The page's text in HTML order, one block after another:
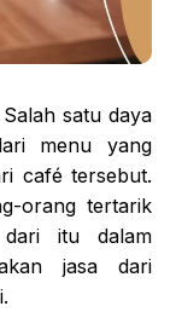
satu daya
menu yang
café tersebut.
orang tertarik
itu dalam
jasa dari